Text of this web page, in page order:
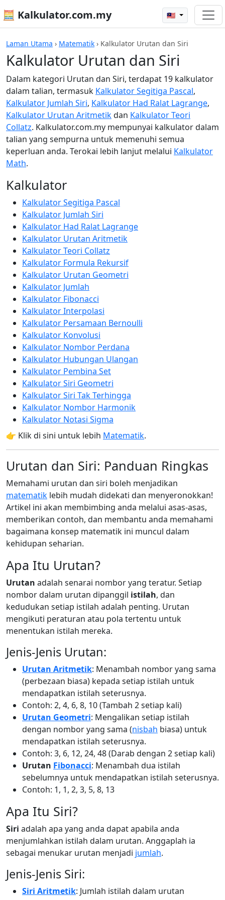
🧮 Kalkulator.com.my 🇲🇾
Laman Utama › Matematik › Kalkulator Urutan dan Siri
Kalkulator Urutan dan Siri
Dalam kategori Urutan dan Siri, terdapat 19 kalkulator
dalam talian, termasuk Kalkulator Segitiga Pascal,
Kalkulator Jumlah Siri, Kalkulator Had Ralat Lagrange,
Kalkulator Urutan Aritmetikdan Kalkulator Teori
Collatz. Kalkulator.com.my mempunyai kalkulator dalam
talian yang sempurna untuk memenuhi semua
keperluan anda. Terokai lebih lanjut melalui Kalkulator
Math.
Kalkulator
Kalkulator Segitiga Pascal
Kalkulator Jumlah Siri
Kalkulator Had Ralat Lagrange
Kalkulator Urutan Aritmetik
Kalkulator Teori Collatz
Kalkulator Formula Rekursif
Kalkulator Urutan Geometri
Kalkulator Jumlah
Kalkulator Fibonacci
Kalkulator Interpolasi
Kalkulator Persamaan Bernoulli
Kalkulator Konvolusi
Kalkulator Nombor Perdana
Kalkulator Hubungan Ulangan
Kalkulator Pembina Set
Kalkulator Siri Geometri
Kalkulator Siri Tak Terhingga
Kalkulator Nombor Harmonik
Kalkulator Notasi Sigma
👉 Klik di sini untuk lebih Matematik.
Urutan dan Siri: Panduan Ringkas
Memahami urutan dan siri boleh menjadikan
matematik lebih mudah didekati dan menyeronokkan!
Artikel ini akan membimbing anda melalui asas-asas,
memberikan contoh, dan membantu anda memahami
bagaimana konsep matematik ini muncul dalam
kehidupan seharian.
Apa Itu Urutan?
Urutan adalah senarai nombor yang teratur. Setiap
nombor dalam urutan dipanggil istilah, dan
kedudukan setiap istilah adalah penting. Urutan
mengikuti peraturan atau pola tertentu untuk
menentukan istilah mereka.
Jenis-Jenis Urutan:
Urutan Aritmetik: Menambah nombor yang sama
(perbezaan biasa) kepada setiap istilah untuk
mendapatkan istilah seterusnya.
Contoh: 2, 4, 6, 8, 10 (Tambah 2 setiap kali)
Urutan Geometri: Mengalikan setiap istilah
dengan nombor yang sama (nisbah biasa) untuk
mendapatkan istilah seterusnya.
Contoh: 3, 6, 12, 24, 48 (Darab dengan 2 setiap kali)
Urutan Fibonacci: Menambah dua istilah
sebelumnya untuk mendapatkan istilah seterusnya.
Contoh: 1, 1, 2, 3, 5, 8, 13
Apa Itu Siri?
Siri adalah apa yang anda dapat apabila anda
menjumlahkan istilah dalam urutan. Anggaplah ia
sebagai menukar urutan menjadi jumlah.
Jenis-Jenis Siri:
Siri Aritmetik: Jumlah istilah dalam urutan